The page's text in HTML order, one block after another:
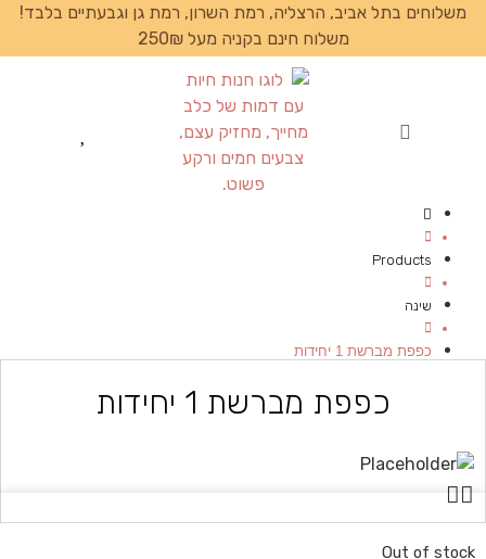
משלוחים בתל אביב, הרצליה, רמת השרון, רמת גן וגבעתיים בלבד!
משלוח חינם בקניה מעל 250₪
Products
שינה
כפפת מברשת 1 יחידות
כפפת מברשת 1 יחידות
Out of stock